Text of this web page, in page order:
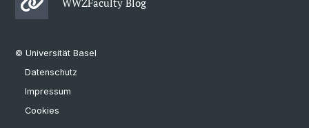
WWZFaculty Blog
© Universität Basel
Datenschutz
Impressum
Cookies